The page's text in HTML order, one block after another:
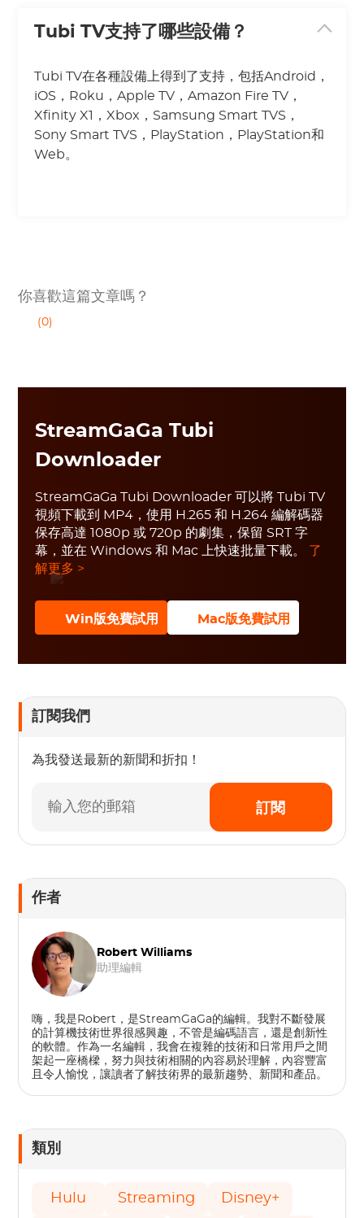
Tubi TV支持了哪些設備？
Tubi TV在各種設備上得到了支持，包括Android，
iOS，Roku，Apple TV，Amazon Fire TV，
Xfinity X1，Xbox，Samsung Smart TVS，
Sony Smart TVS，PlayStation，PlayStation和
Web。
你喜歡這篇文章嗎？
(0)
StreamGaGa Tubi
Downloader
StreamGaGa Tubi Downloader 可以將 Tubi TV
視頻下載到 MP4，使用 H.265 和 H.264 編解碼器
保存高達 1080p 或 720p 的劇集，保留 SRT 字
幕，並在 Windows 和 Mac 上快速批量下載。 了
解更多 >
Win版免費試用 Mac版免費試用
訂閱我們
為我發送最新的新聞和折扣！
訂閱
作者
Robert Williams
助理編輯
嗨，我是Robert，是StreamGaGa的編輯。我對不斷發展
的計算機技術世界很感興趣，不管是編碼語言，還是創新性
的軟體。作為一名編輯，我會在複雜的技術和日常用戶之間
架起一座橋樑，努力與技術相關的內容易於理解，內容豐富
且令人愉​​悅，讓讀者了解技術界的最新趨勢、新聞和產品。
類別
Hulu Streaming Disney+